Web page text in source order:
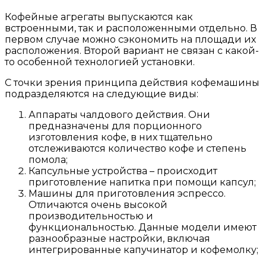
Кофейные агрегаты выпускаются как
встроенными, так и расположенными отдельно. В
первом случае можно сэкономить на площади их
расположения. Второй вариант не связан с какой-
то особенной технологией установки.
С точки зрения принципа действия кофемашины
подразделяются на следующие виды:
Аппараты чалдового действия. Они
предназначены для порционного
изготовления кофе, в них тщательно
отслеживаются количество кофе и степень
помола;
Капсульные устройства – происходит
приготовление напитка при помощи капсул;
Машины для приготовления эспрессо.
Отличаются очень высокой
производительностью и
функциональностью. Данные модели имеют
разнообразные настройки, включая
интегрированные капучинатор и кофемолку;